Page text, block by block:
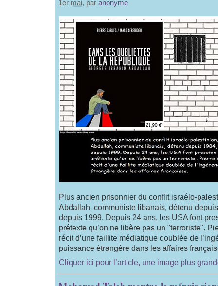
1er mai, par anonyme
Plus ancien prisonnier du conflit israélo-
Abdallah, communiste libanais, détenu
depuis 1999. Depuis 24 ans, les USA font
prétexte qu’on ne libère pas un "terroriste".
récit d’une faillite médiatique doublée de
puissance étrangère dans les affaires
Cliquer ici pour l’article, une image plus